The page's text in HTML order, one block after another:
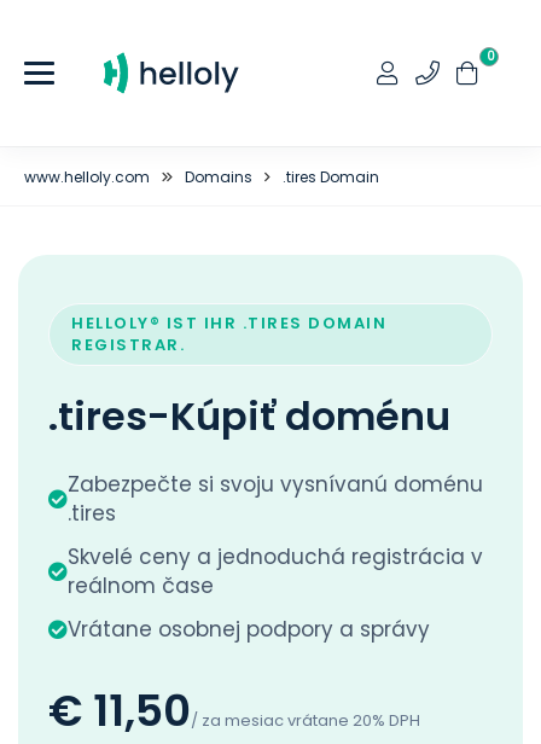
0
www.helloly.com Domains .tires Domain
HELLOLY® IST IHR .TIRES DOMAIN
REGISTRAR.
.tires-Kúpiť doménu
Zabezpečte si svoju vysnívanú doménu
.tires
Skvelé ceny a jednoduchá registrácia v
reálnom čase
Vrátane osobnej podpory a správy
€ 11,50/ za mesiac vrátane 20% DPH